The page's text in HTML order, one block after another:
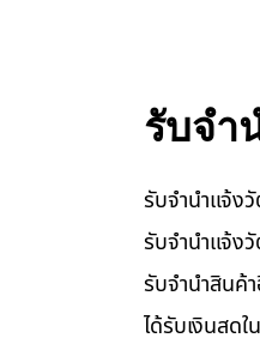
รับจำ
รับจํานําแจ้ง
รับจํานําแจ้ง
รับจำนำสินค้
ได้รับเงินสด